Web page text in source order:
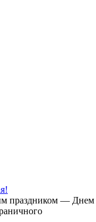
праздником — Днем